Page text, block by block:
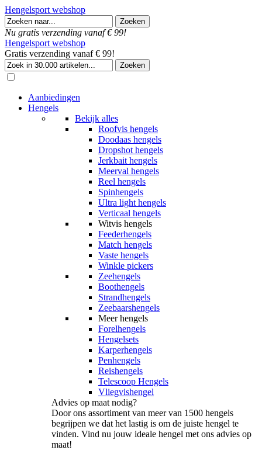
Hengelsport webshop
Nu gratis verzending vanaf € 99!
Hengelsport webshop
Gratis verzending vanaf € 99!
Aanbiedingen
Hengels
Bekijk alles
Roofvis hengels
Doodaas hengels
Dropshot hengels
Jerkbait hengels
Meerval hengels
Reel hengels
Spinhengels
Ultra light hengels
Verticaal hengels
Witvis hengels
Feederhengels
Match hengels
Vaste hengels
Winkle pickers
Zeehengels
Boothengels
Strandhengels
Zeebaarshengels
Meer hengels
Forelhengels
Hengelsets
Karperhengels
Penhengels
Reishengels
Telescoop Hengels
Vliegvishengel
Advies op maat nodig?
Door ons assortiment van meer van 1500 hengels
begrijpen we dat het lastig is om de juiste hengel te
vinden. Vind nu jouw ideale hengel met ons advies op
maat!